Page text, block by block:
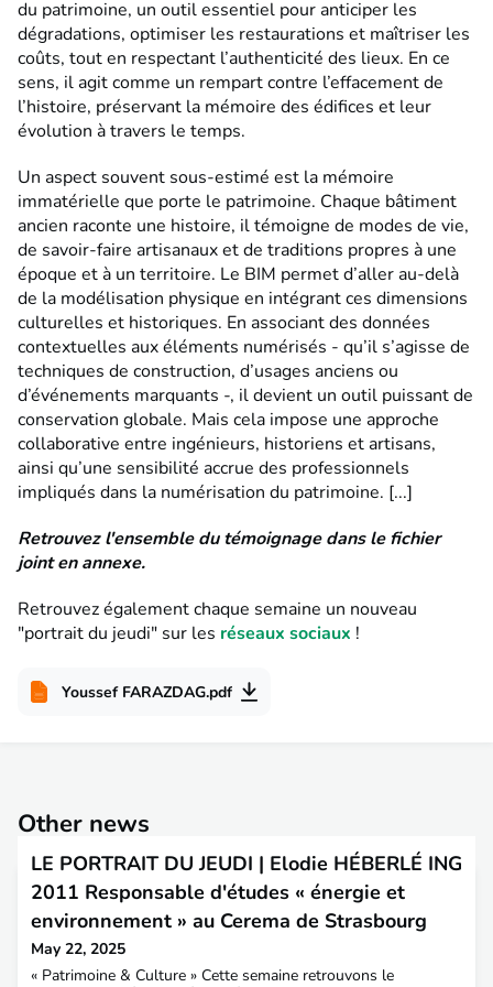
du patrimoine, un outil essentiel pour anticiper les
dégradations, optimiser les restaurations et maîtriser les
coûts, tout en respectant l’authenticité des lieux. En ce
sens, il agit comme un rempart contre l’effacement de
l’histoire, préservant la mémoire des édifices et leur
évolution à travers le temps.
Un aspect souvent sous-estimé est la mémoire
immatérielle que porte le patrimoine. Chaque bâtiment
ancien raconte une histoire, il témoigne de modes de vie,
de savoir-faire artisanaux et de traditions propres à une
époque et à un territoire. Le BIM permet d’aller au-delà
de la modélisation physique en intégrant ces dimensions
culturelles et historiques. En associant des données
contextuelles aux éléments numérisés - qu’il s’agisse de
techniques de construction, d’usages anciens ou
d’événements marquants -, il devient un outil puissant de
conservation globale. Mais cela impose une approche
collaborative entre ingénieurs, historiens et artisans,
ainsi qu’une sensibilité accrue des professionnels
impliqués dans la numérisation du patrimoine. [...]
Retrouvez l'ensemble du témoignage dans le fichier
joint en annexe.
Retrouvez également chaque semaine un nouveau
"portrait du jeudi" sur les réseaux sociaux !
Youssef FARAZDAG.pdf
Other news
LE PORTRAIT DU JEUDI | Elodie HÉBERLÉ ING
2011 Responsable d'études « énergie et
environnement » au Cerema de Strasbourg
May 22, 2025
« Patrimoine & Culture » Cette semaine retrouvons le